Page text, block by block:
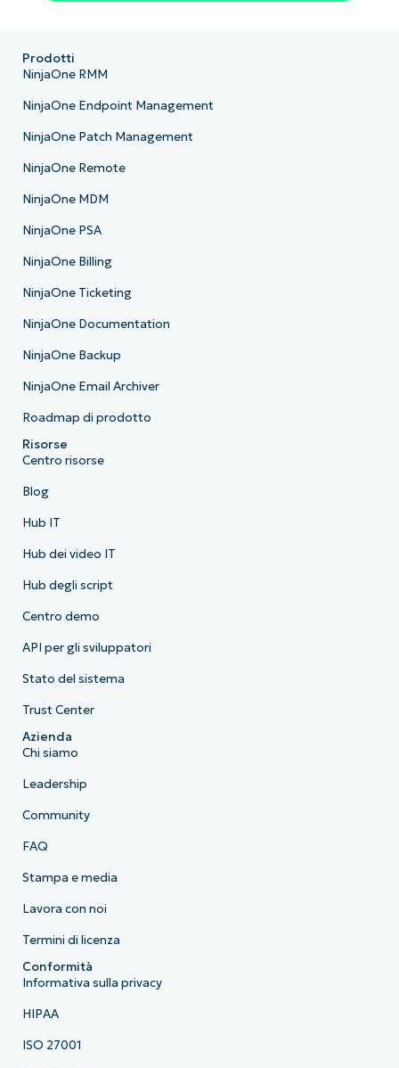
Prodotti
NinjaOne RMM
NinjaOne Endpoint Management
NinjaOne Patch Management
NinjaOne Remote
NinjaOne MDM
NinjaOne PSA
NinjaOne Billing
NinjaOne Ticketing
NinjaOne Documentation
NinjaOne Backup
NinjaOne Email Archiver
Roadmap di prodotto
Risorse
Centro risorse
Blog
Hub IT
Hub dei video IT
Hub degli script
Centro demo
API per gli sviluppatori
Stato del sistema
Trust Center
Azienda
Chi siamo
Leadership
Community
FAQ
Stampa e media
Lavora con noi
Termini di licenza
Conformità
Informativa sulla privacy
HIPAA
ISO 27001